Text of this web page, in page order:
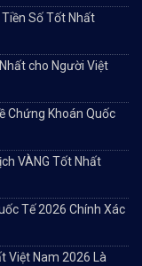
Số Tốt Nhất
cho Người Việt
Chứng Khoán Quốc
VÀNG Tốt Nhất
Tế 2026 Chính Xác
Việt Nam 2026 Là